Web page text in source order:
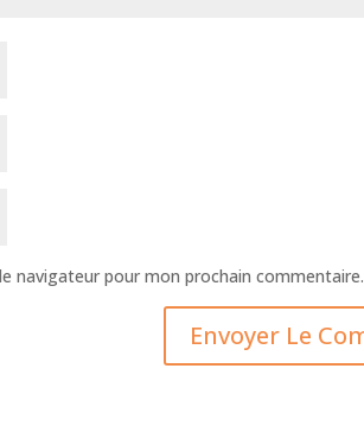
navigateur pour mon prochain commentaire.